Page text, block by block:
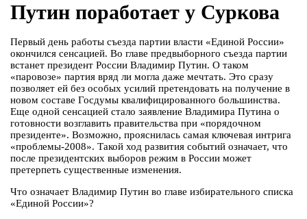
Путин поработает у Суркова
Первый день работы съезда партии власти «Единой России»
окончился сенсацией. Во главе предвыборного съезда партии
встанет президент России Владимир Путин. О таком
«паровозе» партия вряд ли могла даже мечтать. Это сразу
позволяет ей без особых усилий претендовать на получение в
новом составе Госдумы квалифицированного большинства.
Еще одной сенсацией стало заявление Владимира Путина о
готовности возглавить правительства при «порядочном
президенте». Возможно, прояснилась самая ключевая интрига
«проблемы-2008». Такой ход развития событий означает, что
после президентских выборов режим в России может
претерпеть существенные изменения.
Что означает Владимир Путин во главе избирательного списка
«Единой России»?